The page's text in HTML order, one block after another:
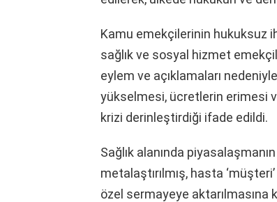
Kamu emekçilerinin hukuksuz
sağlık ve sosyal hizmet
eylem ve açıklamaları
yükselmesi, ücretlerin erimesi
krizi derinleştirdiği ifade edildi.
Sağlık alanında
metalaştırılmış, hasta
özel sermayeye aktarılmasına